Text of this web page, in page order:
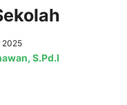
2025
S.Pd.I